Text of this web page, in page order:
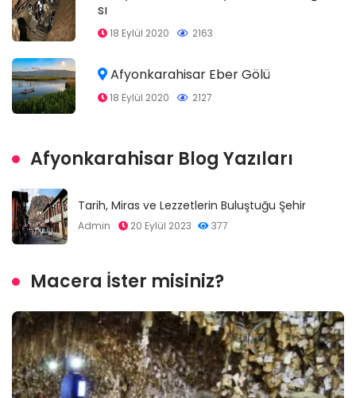
sı
18 Eylül 2020 2163
Afyonkarahisar Eber Gölü
18 Eylül 2020 2127
Afyonkarahisar Blog Yazıları
Tarih, Miras ve Lezzetlerin Buluştuğu Şehir
Admin 20 Eylül 2023 377
Macera İster misiniz?